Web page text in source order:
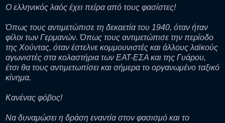
Ο ελληνικός λαός έχει πείρα από τους φασίστες!
Όπως τους αντιμετώπισε τη δεκαετία του 1940, όταν ήταν
φίλοι των Γερμανών. Όπως τους αντιμετώπισε την περίοδο
της Χούντας, όταν έστελνε κομμουνιστές και άλλους λαϊκούς
αγωνιστές στα κολαστήρια των ΕΑΤ-ΕΣΑ και της Γυάρου,
έτσι θα τους αντιμετωπίσει και σήμερα το οργανωμένο ταξικό
κίνημα.
Κανένας φόβος!
Να δυναμώσει η δράση εναντία στον φασισμό και το